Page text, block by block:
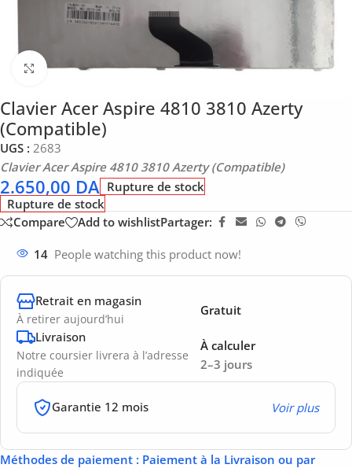
Click to enlarge
Clavier Acer Aspire 4810 3810 Azerty
(Compatible)
UGS : 2683
Clavier Acer Aspire 4810 3810 Azerty (Compatible)
2.650,00 DA Rupture de stock
Rupture de stock
Compare
Add to wishlistPartager:
14 People watching this product now!
Retrait en magasin
À retirer aujourd’hui
Gratuit
Livraison
Notre coursier livrera à l’adresse
indiquée
2–3 jours
À calculer
Garantie 12 mois Voir plus
Méthodes de paiement : Paiement à la Livraison ou par